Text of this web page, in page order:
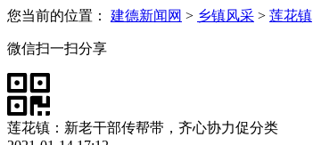
您当前的位置： 建德新闻网 > 乡镇风采 > 莲花镇
微信扫一扫分享
莲花镇：新老干部传帮带，齐心协力促分类